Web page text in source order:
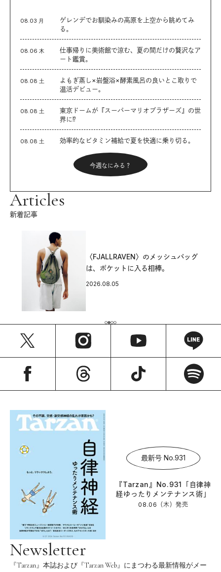
08.03 月
ゲレンデでお馴染みの高原を上空から眺めてみ
る。
08.06 木
仕事帰りに美術館で涼む、夏の間だけの贅沢なア
ート鑑賞。
08.08 土
よもぎ蒸し×岩盤浴×酵素風呂の良いとこ取りで
温活デビュー。
08.08 土
東京ドームが『スーパーマリオブラザーズ』の世
界に⁉︎
08.08 土 効率的なビタミン補給で夏を快適に乗り切る。
今週なにみる？
Articles
新着記事
〈FJALLRAVEN〉のメッシュバッグ
は、ポケットに入る相棒。
2026.08.05
最新号 No.931
『Tarzan』No.931「自律神
経ゆったりメンテナンス術」
08.06（木）発売
Newsletter
『Tarzan』本誌および『Tarzan Web』にまつわる最新情報がメー